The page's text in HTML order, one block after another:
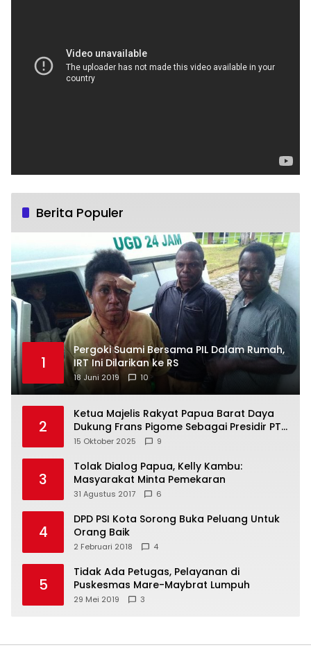
Berita Populer
1
Pergoki Suami Bersama PIL Dalam Rumah,
IRT Ini Dilarikan ke RS
18 Juni 2019 10
2
Ketua Majelis Rakyat Papua Barat Daya
Dukung Frans Pigome Sebagai Presidir PT
Freeport Indonesia
15 Oktober 2025 9
3
Tolak Dialog Papua, Kelly Kambu:
Masyarakat Minta Pemekaran
31 Agustus 2017 6
4
DPD PSI Kota Sorong Buka Peluang Untuk
Orang Baik
2 Februari 2018 4
5
Tidak Ada Petugas, Pelayanan di
Puskesmas Mare-Maybrat Lumpuh
29 Mei 2019 3